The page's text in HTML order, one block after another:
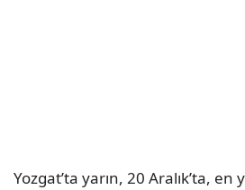
Yozgat’ta yarın, 20 Aralık’ta, en